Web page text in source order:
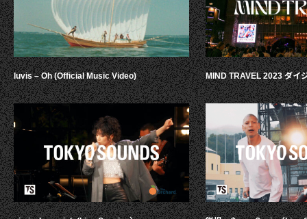
luvis – Oh (Official Music Video) MIND TRAVEL 2023 ダイ